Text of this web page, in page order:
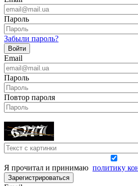
Пароль
Забыли пароль?
Войти
Email
Пароль
Повтор пароля
Я прочитал и принимаю политику
Зарегистрироваться